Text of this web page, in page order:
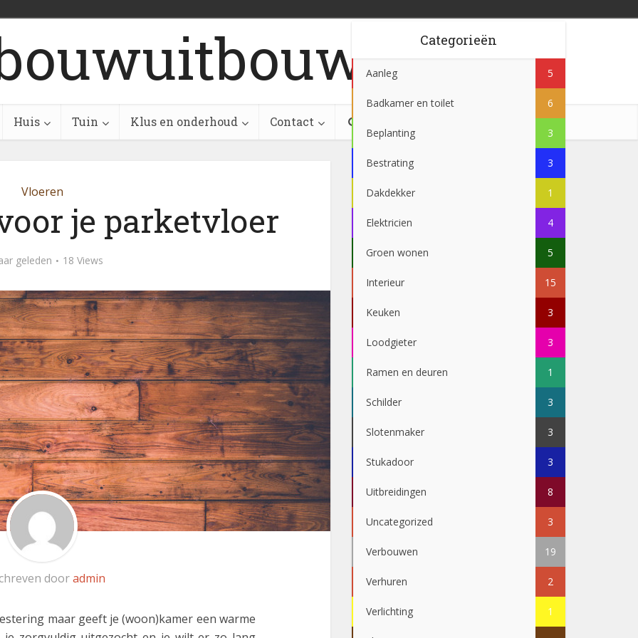
Huis Tuin Klus en onderhoud Contact
Vloeren
je parketvloer
geleden 18 Views
dooradmin
maar geeft je (woon)kamer een warme
Categorieën
Aanleg 5
Badkamer en toilet 6
Beplanting 3
Bestrating 3
Dakdekker 1
Elektricien 4
Groen wonen 5
Interieur 15
Keuken 3
Loodgieter 3
Ramen en deuren 1
Schilder 3
Slotenmaker 3
Stukadoor 3
Uitbreidingen 8
Uncategorized 3
Verbouwen 19
Verhuren 2
Verlichting 1